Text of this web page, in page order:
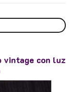
vintage con luz